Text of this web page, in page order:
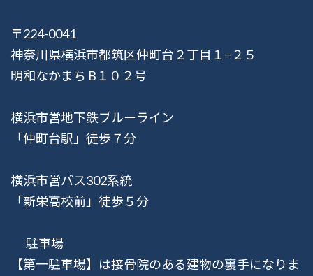
〒224-0041
神奈川県横浜市都筑区仲町台２丁目１−２５
明和なかまち B１０２号
横浜市営地下鉄ブルーライン
「仲町台駅」徒歩７分
横浜市営バス302系統
「新栄高校前」徒歩５分
駐車場
【第一駐車場】は接骨院のある建物の裏手になりま